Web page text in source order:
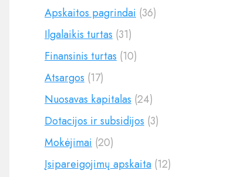
Apskaitos pagrindai (36)
Ilgalaikis turtas (31)
Finansinis turtas (10)
Atsargos (17)
Nuosavas kapitalas (24)
Dotacijos ir subsidijos (3)
Mokėjimai (20)
Įsipareigojimų apskaita (12)